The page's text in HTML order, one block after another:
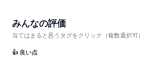
みんなの評価
当てはまると思うタグをクリック（複数選択可）
👍 良い点